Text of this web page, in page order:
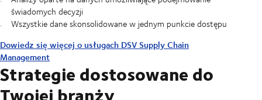
świadomych decyzji
Wszystkie dane skonsolidowane w jednym punkcie dostępu
Dowiedz się więcej o usługach DSV Supply Chain
Management
Strategie dostosowane do
Twojej branży